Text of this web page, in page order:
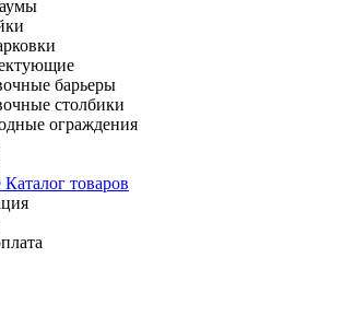
барьеры
столбики
ограждения
Каталог товаров